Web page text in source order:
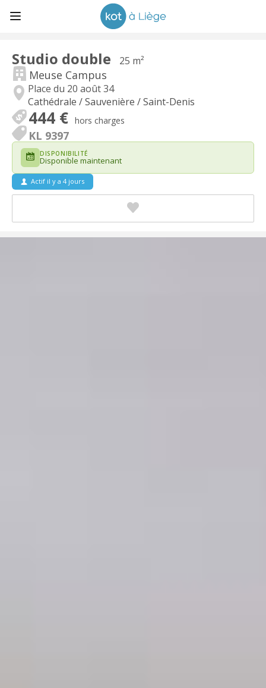
Studio double 25 m²
Meuse Campus
Place du 20 août 34
Cathédrale / Sauvenière / Saint-Denis
444 € hors charges
KL 9397
DISPONIBILITÉ
Disponible maintenant
Actif il y a 4 jours